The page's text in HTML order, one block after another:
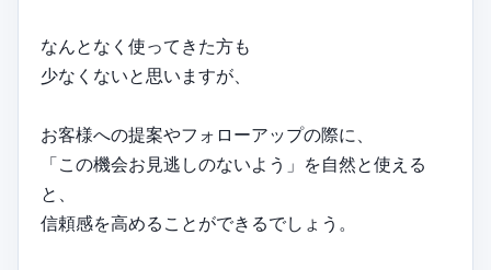
なんとなく使ってきた方も
少なくないと思いますが、
お客様への提案やフォローアップの際に、
「この機会お見逃しのないよう」を自然と使える
と、
信頼感を高めることができるでしょう。